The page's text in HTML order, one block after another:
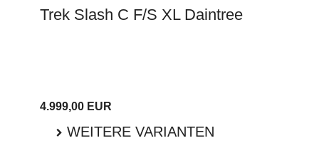
Trek Slash C F/S XL Daintree
4.999,00 EUR
WEITERE VARIANTEN